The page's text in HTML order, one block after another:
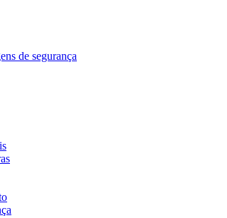
de segurança